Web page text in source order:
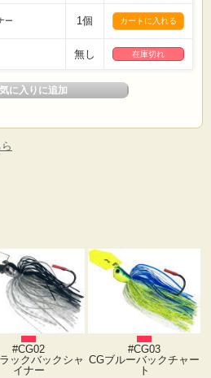
ー 1個
無し 在庫切れ
#CG02
ックバックシャ
イナー
#CG03
CGブルーバックチャー
ト